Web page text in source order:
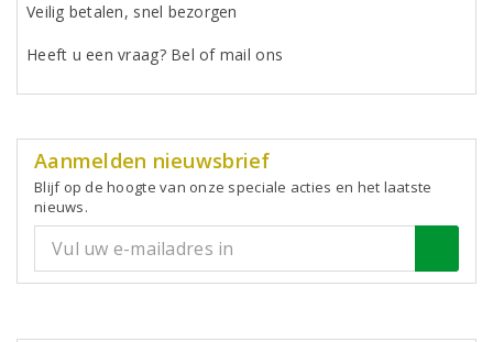
Veilig betalen, snel bezorgen
Heeft u een vraag? Bel of mail ons
Aanmelden nieuwsbrief
Blijf op de hoogte van onze speciale acties en het laatste
nieuws.